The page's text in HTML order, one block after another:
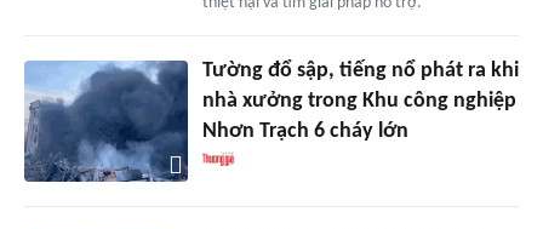
Tường đổ sập, tiếng nổ phát ra khi
nhà xưởng trong Khu công nghiệp
Nhơn Trạch 6 cháy lớn